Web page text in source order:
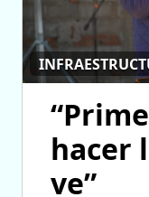
hacer
ve”